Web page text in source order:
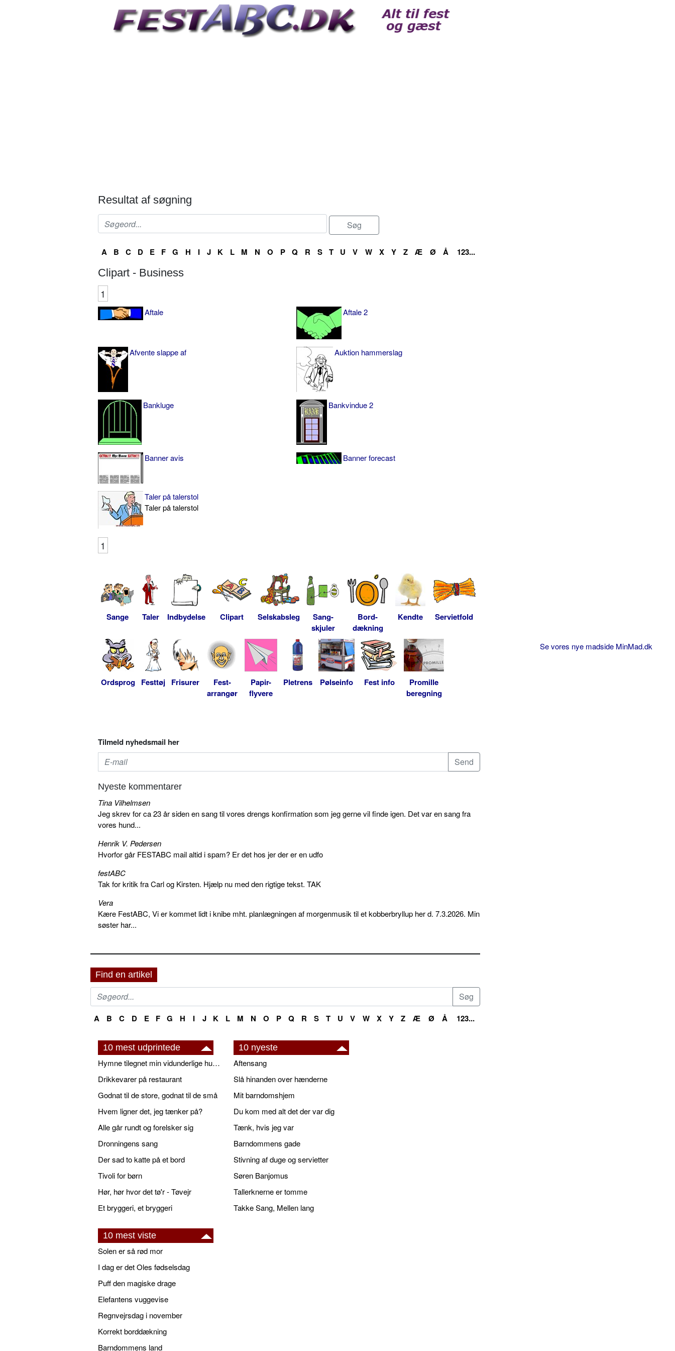
Resultat af søgning
A B C D E F G H I J K L M N O P Q R S T U V W X Y Z Æ Ø Å 123...
Clipart - Business
1
Aftale Aftale 2
Afvente slappe af Auktion hammerslag
Bankluge Bankvindue 2
Banner avis Banner forecast
Taler på talerstol
Taler på talerstol
1
Sange Taler Indbydelse Clipart Selskabsleg
Sang-
skjuler
Bord-
dækning
Kendte Servietfold
Ordsprog Festtøj Frisurer
Fest-
arrangør
Papir-
flyvere
Pletrens Pølseinfo Fest info
Promille
beregning
Tilmeld nyhedsmail her
Nyeste kommentarer
Tina Vilhelmsen
Jeg skrev for ca 23 år siden en sang til vores drengs konfirmation som jeg gerne vil finde igen. Det var en sang fra
vores hund...
Henrik V. Pedersen
Hvorfor går FESTABC mail altid i spam? Er det hos jer der er en udfo
festABC
Tak for kritik fra Carl og Kirsten. Hjælp nu med den rigtige tekst. TAK
Vera
Kære FestABC, Vi er kommet lidt i knibe mht. planlægningen af morgenmusik til et kobberbryllup her d. 7.3.2026. Min
søster har...
Find en artikel
A B C D E F G H I J K L M N O P Q R S T U V W X Y Z Æ Ø Å 123...
10 mest udprintede
Hymne tilegnet min vidunderlige husbond
Drikkevarer på restaurant
Godnat til de store, godnat til de små
Hvem ligner det, jeg tænker på?
Alle går rundt og forelsker sig
Dronningens sang
Der sad to katte på et bord
Tivoli for børn
Hør, hør hvor det tø'r - Tøvejr
Et bryggeri, et bryggeri
10 nyeste
Aftensang
Slå hinanden over hænderne
Mit barndomshjem
Du kom med alt det der var dig
Tænk, hvis jeg var
Barndommens gade
Stivning af duge og servietter
Søren Banjomus
Tallerknerne er tomme
Takke Sang, Mellen lang
10 mest viste
Solen er så rød mor
I dag er det Oles fødselsdag
Puff den magiske drage
Elefantens vuggevise
Regnvejrsdag i november
Korrekt borddækning
Barndommens land
Se vores nye madside MinMad.dk